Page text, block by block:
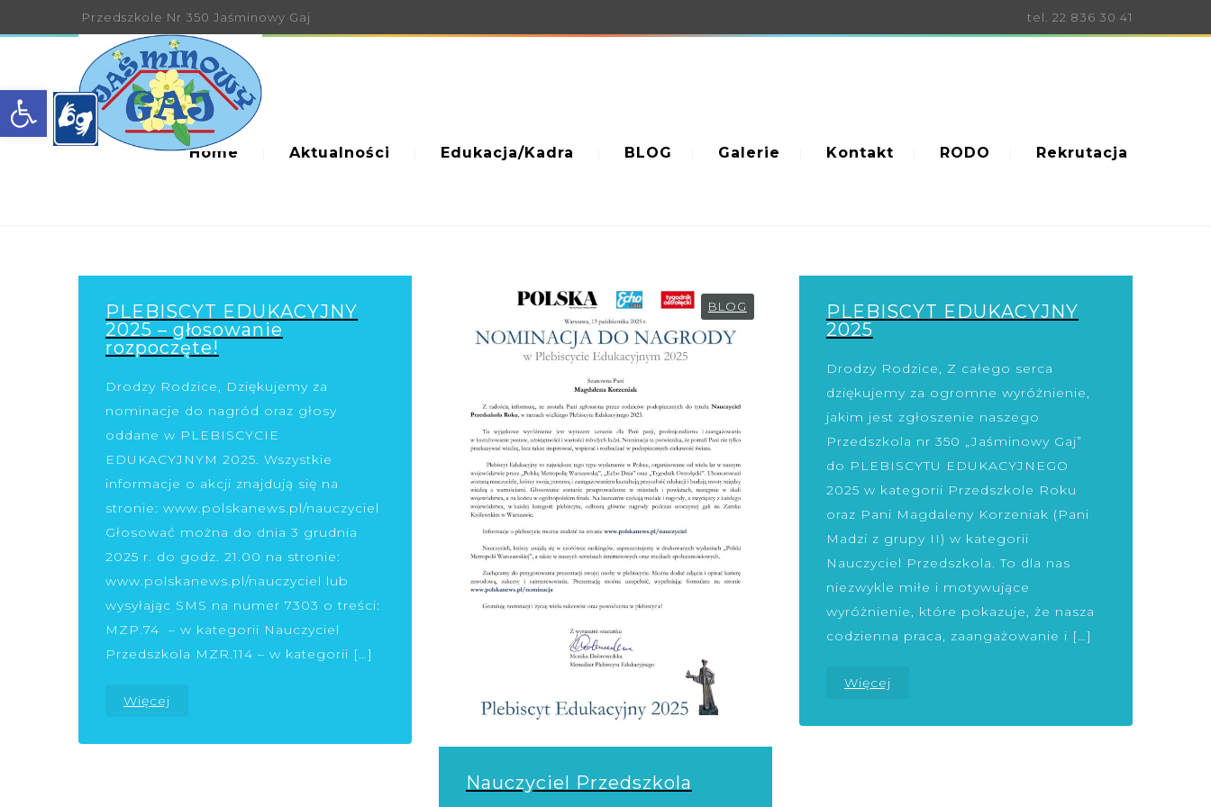
Open toolbar
Przedszkole Nr 350 Jaśminowy Gaj tel. 22 836 30 41
Home Aktualności Edukacja/Kadra BLOG Galerie Kontakt RODO Rekrutacja
PLEBISCYT EDUKACYJNY
2025 – głosowanie
rozpoczęte!
Drodzy Rodzice, Dziękujemy za
nominacje do nagród oraz głosy
oddane w PLEBISCYCIE
EDUKACYJNYM 2025. Wszystkie
informacje o akcji znajdują się na
stronie: www.polskanews.pl/nauczyciel
Głosować można do dnia 3 grudnia
2025 r. do godz. 21.00 na stronie:
www.polskanews.pl/nauczyciel lub
wysyłając SMS na numer 7303 o treści:
MZP.74 – w kategorii Nauczyciel
Przedszkola MZR.114 – w kategorii […]
Więcej
BLOG
Nauczyciel Przedszkola
PLEBISCYT EDUKACYJNY
2025
Drodzy Rodzice, Z całego serca
dziękujemy za ogromne wyróżnienie,
jakim jest zgłoszenie naszego
Przedszkola nr 350 „Jaśminowy Gaj”
do PLEBISCYTU EDUKACYJNEGO
2025 w kategorii Przedszkole Roku
oraz Pani Magdaleny Korzeniak (Pani
Madzi z grupy II) w kategorii
Nauczyciel Przedszkola. To dla nas
niezwykle miłe i motywujące
wyróżnienie, które pokazuje, że nasza
codzienna praca, zaangażowanie i […]
Więcej